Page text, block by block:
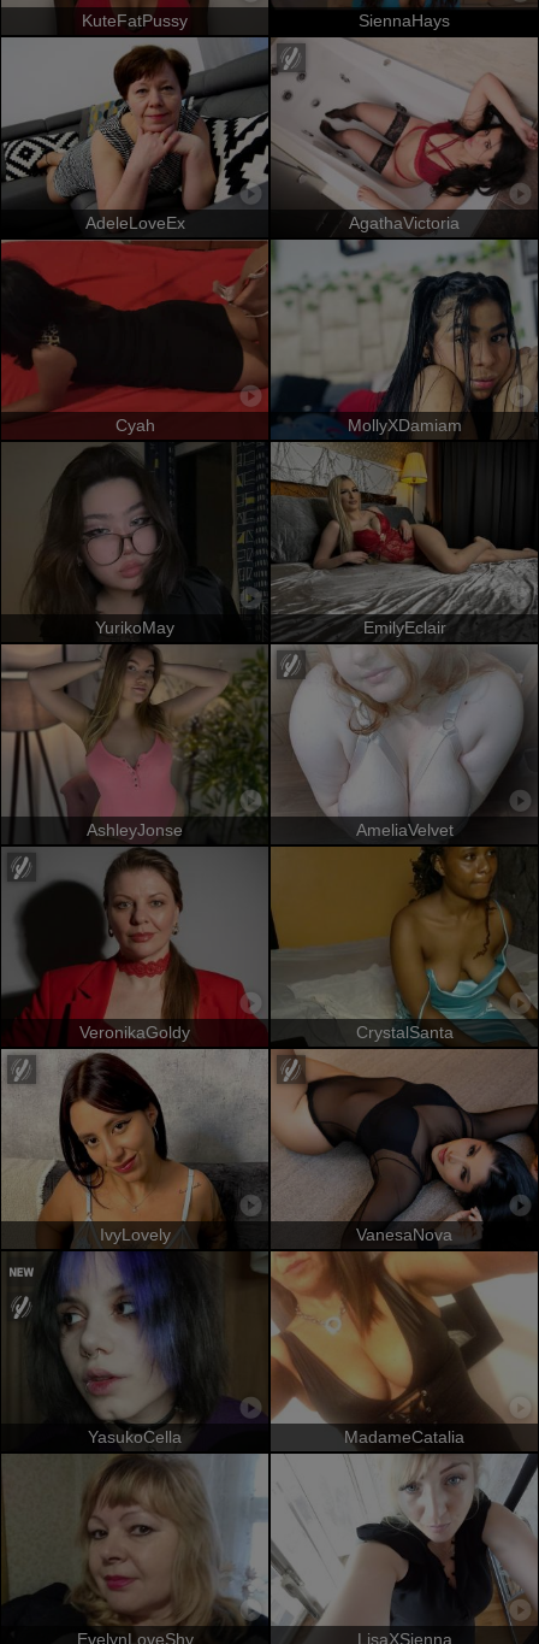
KuteFatPussy SiennaHays
AdeleLoveEx AgathaVictoria
Cyah MollyXDamiam
YurikoMay EmilyEclair
AshleyJonse AmeliaVelvet
VeronikaGoldy CrystalSanta
IvyLovely VanesaNova
YasukoCella MadameCatalia
EvelynLoveShy LisaXSienna